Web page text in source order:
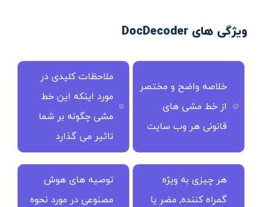
ویژگی های DocDecoder
خلاصه واضح و مختصر
از خط مشی های
قانونی هر وب سایت
ملاحظات کلیدی در
مورد اینکه این خط
مشی چگونه بر شما
تاثیر می گذارد
هر چیزی به ویژه
گمراه کننده, مضر یا
توصیه های هوش
مصنوعی در مورد نحوه